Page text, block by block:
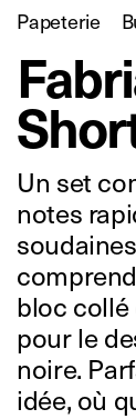
Papeterie
Un set
notes
bloc collé
pour le
noire.
idée, où